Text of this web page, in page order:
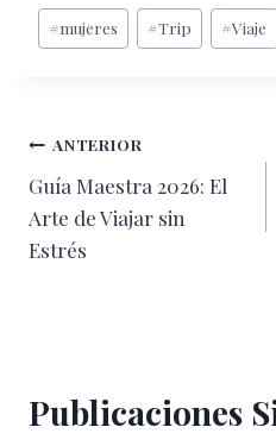
Etiquetas
de
#mujeres #Trip #Viaje
Navegación
de
entradas
ANTERIOR
Guía Maestra 2026: El
Arte de Viajar sin
Estrés
Publicaciones